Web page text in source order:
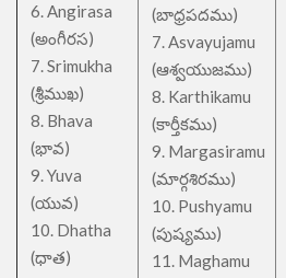
6. Angirasa
(అంగీరస)
7. Srimukha
(శ్రీముఖ)
8. Bhava
(భావ)
9. Yuva
(యువ)
10. Dhatha
(ధాత)
(బాధ్రపదము)
7. Asvayujamu
(ఆశ్వయుజము)
8. Karthikamu
(కార్తీకము)
9. Margasiramu
(మార్గశిరము)
10. Pushyamu
(పుష్యము)
11. Maghamu